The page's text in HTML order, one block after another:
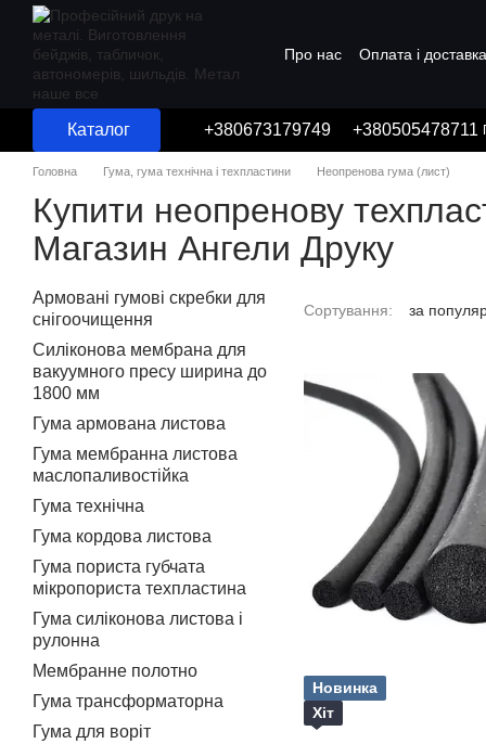
Перейти до основного контенту
Про нас Оплата і доставка
Каталог +380673179749 +380505478711
Головна Гума, гума технічна і техпластини Неопренова гума (лист)
Купити неопренову
Магазин Ангели Друку
Сортування: за
Новинка
Хіт
Армовані гумові скребки для
снігоочищення
Силіконова мембрана для
вакуумного пресу ширина до
1800 мм
Гума армована листова
Гума мембранна листова
маслопаливостійка
Гума технічна
Гума кордова листова
Гума пориста губчата
мікропориста техпластина
Гума силіконова листова і
рулонна
Мембранне полотно
Гума трансформаторна
Гума для воріт